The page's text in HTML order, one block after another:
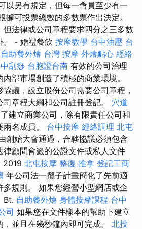
以另有規定，但每一會員至少有一
據可投票總數的多數票作出決定。
法律或公司章程要求四分之三多數
。 - 婚禮餐飲 按摩教學 台中油壓 台
自助餐外燴 台灣 按摩 外燴點心 經絡
刮痧 台胞證台南 有效的公司治理
部市場創造了積極的商業環境。
議，設立股份公司需要公司章程，
章程大綱和公司註冊登記。 穴道
建立商業公司，除有限責任公司和
名成員。 台中按摩 經絡調理 北屯
創始大會通過，合夥協議必須包含
律顧問會籤的公證文件或私人文件
2019 北屯按摩 整復 推拿 登記工商
年公司法一攬子計畫簡化了先前適
多規則。 如果您經營小型網店或企
Bt. 自助餐外燴 身體按摩課程 台中
司 如果您在文件樣本的幫助下建立
並且在幾秒鐘內即可完成。 北投